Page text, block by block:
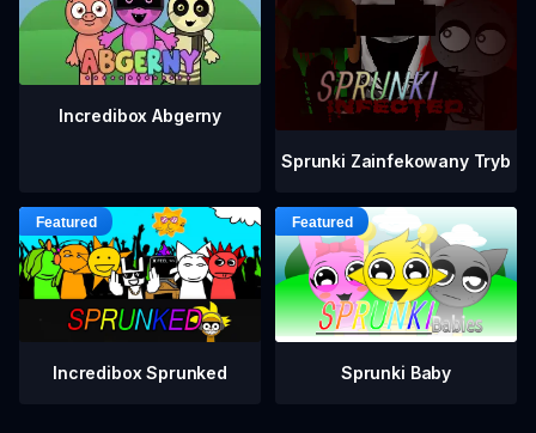
Incredibox Abgerny
Sprunki Zainfekowany Tryb
Incredibox Sprunked Sprunki Baby